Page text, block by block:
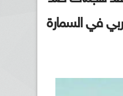
في السمارة